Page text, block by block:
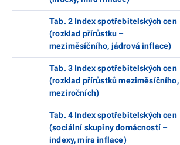
Tab. 2 Index spotřebitelských cen
(rozklad přírůstku –
meziměsíčního, jádrová inflace)
Tab. 3 Index spotřebitelských cen
(rozklad přírůstků meziměsíčního,
meziročních)
Tab. 4 Index spotřebitelských cen
(sociální skupiny domácností –
indexy, míra inflace)